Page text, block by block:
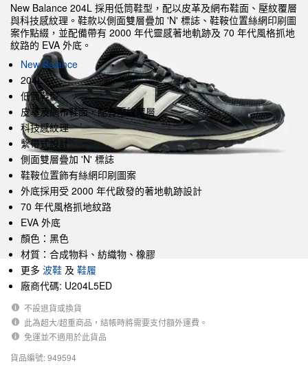
New Balance 204L 採用低筒鞋型，配以皮革及網布鞋面、壓紋覆層
與科技感紋理。鞋款以側面雙層疊加 'N' 標誌、鞋鞍位置絲網印刷圖
案作點綴，並配備帶有 2000 年代靈感著地軌跡及 70 年代風格抓地
紋路的 EVA 外底。
New Balance
204L
低筒鞋型
皮革及網布鞋面，配有壓紋覆層
科技感紋理
繫帶式設計
側面雙層疊加 'N' 標誌
鞋鞍位置飾有絲網印刷圖案
外底採用受 2000 年代啟發的著地軌跡設計
70 年代風格抓地紋路
EVA 外底
顏色：黑色
材質：合成物料、紡織物、橡膠
更多 波鞋 及 鞋履
廠商代碼: U204L5ED
不設退貨或換貨
此為超大/超重商品，結帳時將需要支付額外運費。
免運並不適用於此貨品
貨品編號: 949594